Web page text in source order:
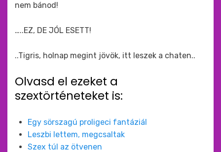
nem bánod!
…..EZ, DE JÓL ESETT!
..Tigris, holnap megint jövök, itt leszek a chaten..
Olvasd el ezeket a
szextörténeteket is:
Egy sörszagú proligeci fantáziál
Leszbi lettem, megcsaltak
Szex túl az ötvenen